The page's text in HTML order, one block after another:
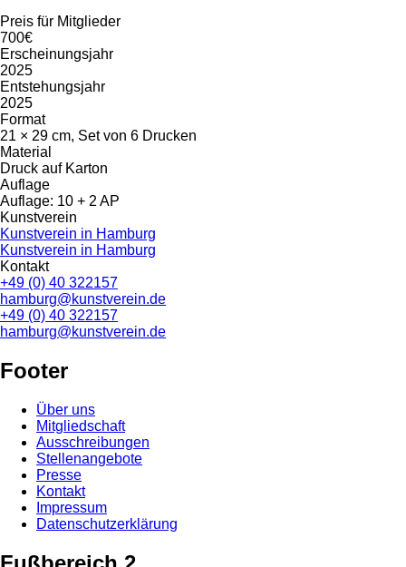
Preis für Mitglieder
700€
Erscheinungsjahr
2025
Entstehungsjahr
2025
Format
21 × 29 cm, Set von 6 Drucken
Material
Druck auf Karton
Auflage
Auflage: 10 + 2 AP
Kunstverein
Kunstverein in Hamburg
Kunstverein in Hamburg
Kontakt
+49 (0) 40 322157
hamburg@kunstverein.de
+49 (0) 40 322157
hamburg@kunstverein.de
Footer
Über uns
Mitgliedschaft
Ausschreibungen
Stellenangebote
Presse
Kontakt
Impressum
Datenschutzerklärung